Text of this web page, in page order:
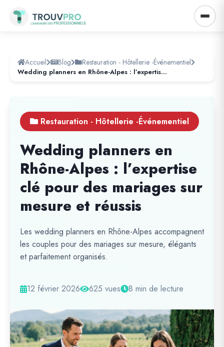
Accueil Blog Restauration - Hôtellerie -Événementiel
Wedding planners en Rhône-Alpes : l’expertise clé pour des mariages sur mesure et réussis
Restauration - Hôtellerie -Événementiel
Wedding planners en
Rhône-Alpes : l’expertise
clé pour des mariages sur
mesure et réussis
Les wedding planners en Rhône-Alpes accompagnent
les couples pour des mariages sur mesure, élégants
et parfaitement organisés.
12 février 2026 625 vues 8 min de lecture